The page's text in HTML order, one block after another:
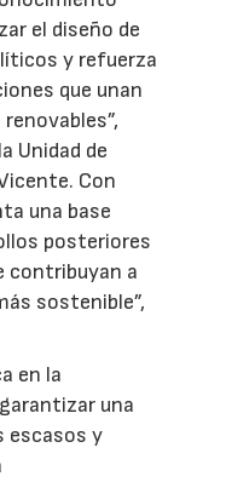
el diseño de
y refuerza
que unan
Unidad de
Con
una base
posteriores
contribuyan a
sostenible”,
en la
una
escasos y